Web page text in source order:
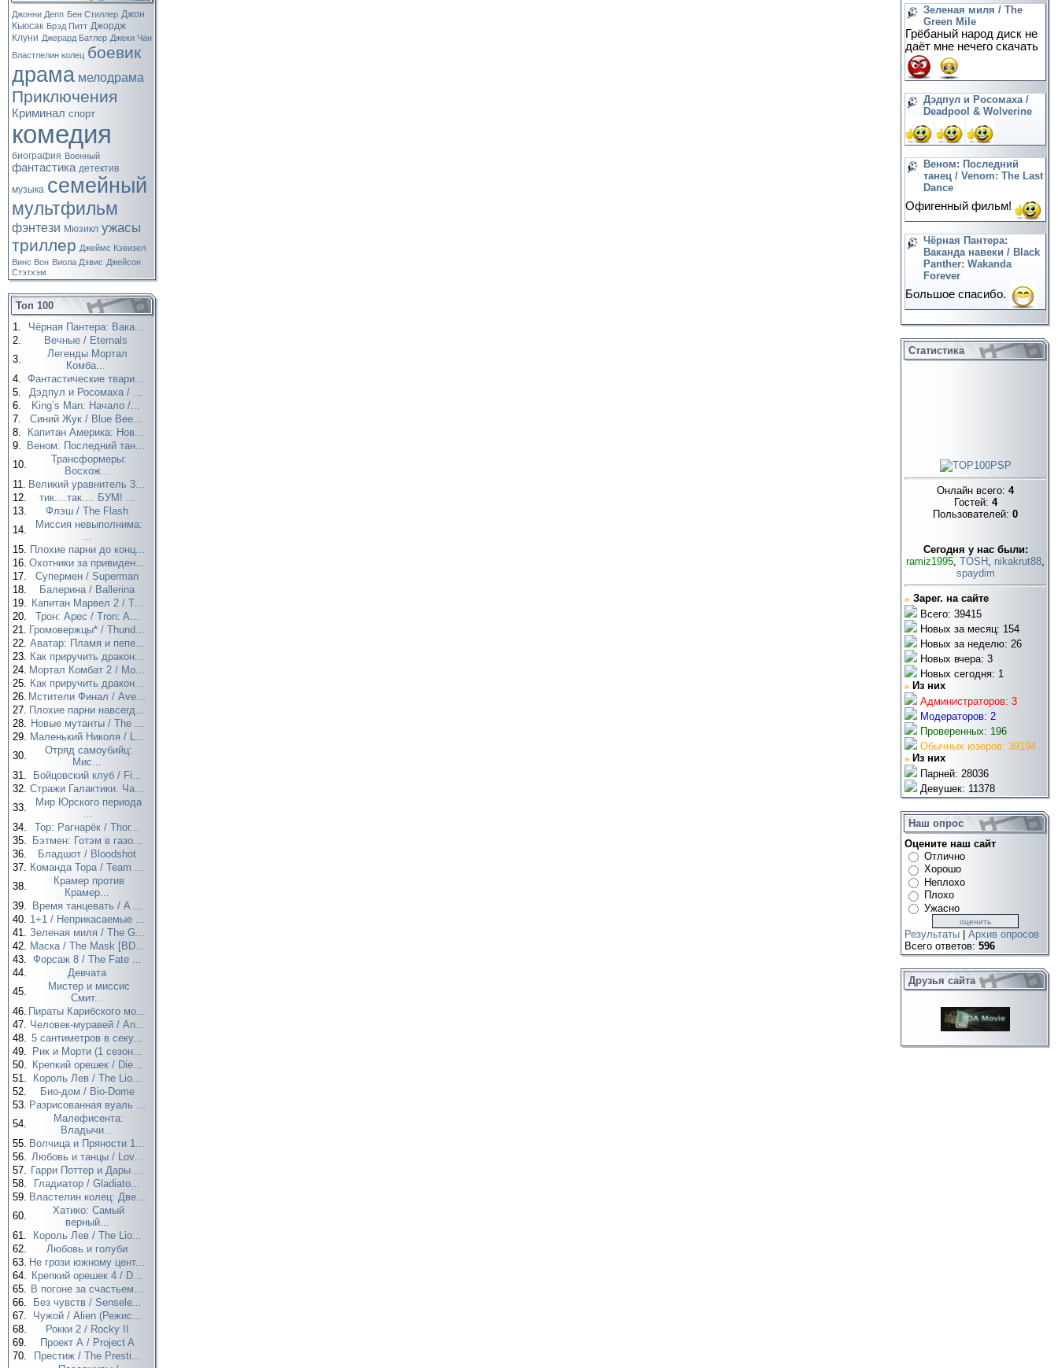
Джонни Депп Бен Стиллер Джон
Кьюсак Брэд Питт Джордж
Клуни Джерард Батлер Джеки Чан
Властлелин колец боевик
драма мелодрама
Приключения
Криминал спорт
комедия
биография Военный
фантастика детектив
музыка семейный
мультфильм
фэнтези Мюзикл ужасы
триллер Джеймс Кэвизел
Винс Вон Виола Дэвис Джейсон
Стэтхэм
Топ 100
1.
Чёрная Пантера: Вака...
2.
Вечные / Eternals
3.
Легенды Мортал
Комба...
4. Фантастические твари...
5.
Дэдпул и Росомаха / ...
6.
King’s Man: Начало /...
7.
Синий Жук / Blue Bee...
8.
Капитан Америка: Нов...
9.
Веном: Последний тан...
10.
Трансформеры:
Восхож...
11. Великий уравнитель 3...
12.
тик....так.... БУМ! ...
13.
Флэш / The Flash
14.
Миссия невыполнима:
...
15. Плохие парни до конц...
16. Охотники за привиден...
17.
Супермен / Superman
18.
Балерина / Ballerina
19. Капитан Марвел 2 / T...
20.
Трон: Арес / Tron: A...
21. Громовержцы* / Thund...
22. Аватар: Пламя и пепе...
23. Как приручить дракон...
24. Мортал Комбат 2 / Mo...
25. Как приручить дракон...
26. Мстители Финал / Ave...
27. Плохие парни навсегд...
28. Новые мутанты / The ...
29. Маленький Николя / L...
30.
Отряд самоубийц:
Мис...
31.
Бойцовский клуб / Fi...
32. Стражи Галактики. Ча...
33.
Мир Юрского периода
...
34.
Тор: Рагнарёк / Thor...
35.
Бэтмен: Готэм в газо...
36.
Бладшот / Bloodshot
37. Команда Тора / Team ...
38.
Крамер против
Крамер...
39.
Время танцевать / A ...
40. 1+1 / Неприкасаемые ...
41. Зеленая миля / The G...
42. Маска / The Mask [BD...
43. Форсаж 8 / The Fate ...
44.
Девчата
45.
Мистер и миссис
Смит...
46. Пираты Карибского мо...
47. Человек-муравей / An...
48. 5 сантиметров в секу...
49.
Рик и Морти (1 сезон...
50.
Крепкий орешек / Die...
51.
Король Лев / The Lio...
52.
Био-дом / Bio-Dome
53. Разрисованная вуаль ...
54.
Малефисента:
Владычи...
55. Волчица и Пряности 1...
56. Любовь и танцы / Lov...
57. Гарри Поттер и Дары ...
58.
Гладиатор / Gladiato...
59. Властелин колец: Две...
60.
Хатико: Самый
верный...
61.
Король Лев / The Lio...
62.
Любовь и голуби
63. Не грози южному цент...
64. Крепкий орешек 4 / D...
65. В погоне за счастьем...
66.
Без чувств / Sensele...
67.
Чужой / Alien (Режис...
68.
Рокки 2 / Rocky II
69.
Проект А / Project A
70.
Престиж / The Presti...
Зеленая миля / The
Green Mile
Грёбаный народ диск не
даёт мне нечего скачать
Дэдпул и Росомаха /
Deadpool & Wolverine
Веном: Последний
танец / Venom: The Last
Dance
Офигенный фильм!
Чёрная Пантера:
Ваканда навеки / Black
Panther: Wakanda
Forever
Большое спасибо.
Статистика
Онлайн всего: 4
Гостей: 4
Пользователей: 0
Cегодня у нас были:
ramiz1995, TOSH , nikakrut88,
spaydim
» Зарег. на сайте
Всего: 39415
Новых за месяц: 154
Новых за неделю: 26
Новых вчера: 3
Новых сегодня: 1
» Из них
Администраторов: 3
Модераторов: 2
Проверенных: 196
Обычных юзеров: 39194
» Из них
Парней: 28036
Девушек: 11378
Наш опрос
Оцените наш сайт
Отлично
Хорошо
Неплохо
Плохо
Ужасно
Результаты
Архив опросов
Всего ответов: 596
Друзья сайта